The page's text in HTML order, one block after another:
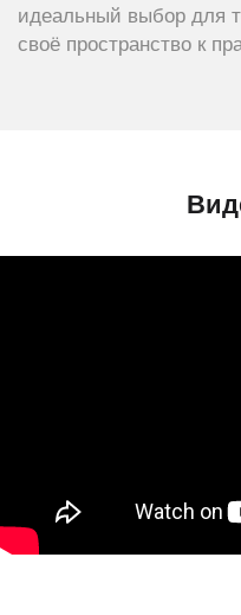
идеальный выбор для
своё пространство к